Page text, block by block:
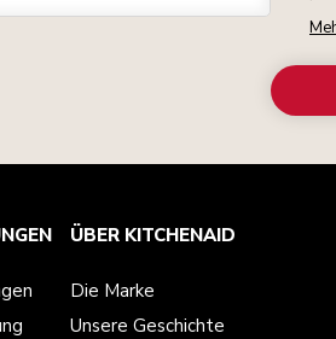
ÜBER KITCHENAID
Die Marke
Unsere Geschichte